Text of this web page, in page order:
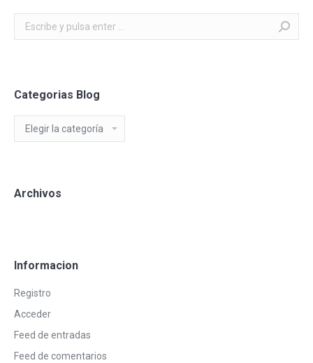
Categorias Blog
Blog
Archivos
Informacion
Registro
Acceder
Feed de entradas
Feed de comentarios